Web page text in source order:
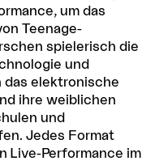
um das
Teenage-
spielerisch die
und
das elektronische
ihre weiblichen
und
Jedes Format
Live-Performance im